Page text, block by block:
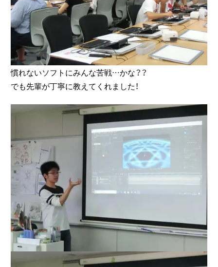
慣れないソフトにみんな苦戦…かな？？
でも先輩が丁寧に教えてくれました！